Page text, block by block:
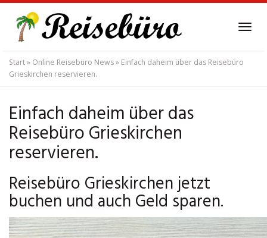
main
content
Start» Online Reisebüro News» Einfach daheim über das Reisebüro
Grieskirchen reservieren.
Einfach daheim über das
Reisebüro Grieskirchen
reservieren.
Reisebüro Grieskirchen jetzt
buchen und auch Geld sparen.